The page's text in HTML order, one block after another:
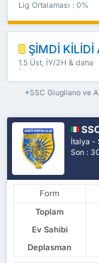
Lig Ortalaması : 0%
ŞİMDİ KİLİDİ
1.5 Üst, İY/2H & daha
fazlası
*SSC Giugliano ve
İtalya -
Son :
Form
Toplam
Ev Sahibi
Deplasman